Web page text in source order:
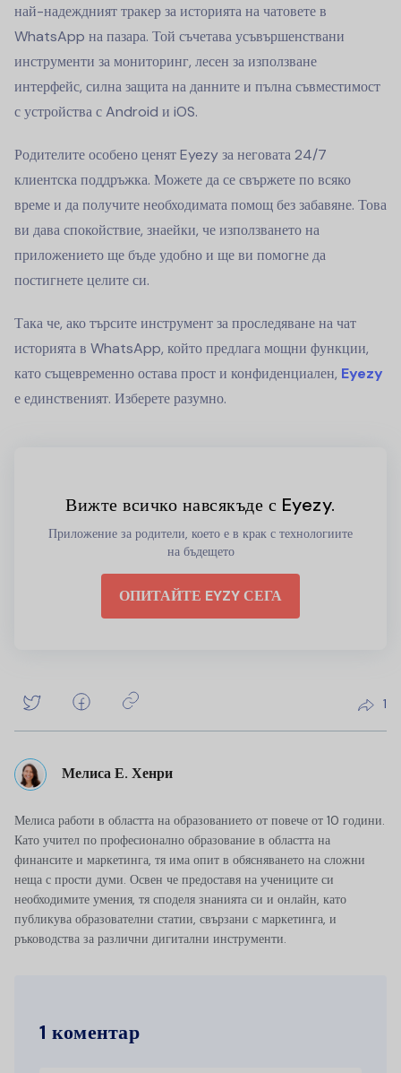
най-надеждният тракер за историята на чатовете в
WhatsApp на пазара. Той съчетава усъвършенствани
инструменти за мониторинг, лесен за използване
интерфейс, силна защита на данните и пълна съвместимост
с устройства с Android и iOS.
Родителите особено ценят Eyezy за неговата 24/7
клиентска поддръжка. Можете да се свържете по всяко
време и да получите необходимата помощ без забавяне. Това
ви дава спокойствие, знаейки, че използването на
приложението ще бъде удобно и ще ви помогне да
постигнете целите си.
Така че, ако търсите инструмент за проследяване на чат
историята в WhatsApp, който предлага мощни функции,
като същевременно остава прост и конфиденциален, Eyezy
е единственият. Изберете разумно.
Вижте всичко навсякъде с Eyezy.
Приложение за родители, което е в крак с технологиите
на бъдещето
ОПИТАЙТЕ EYZY СЕГА
1
Мелиса Е. Хенри
Мелиса работи в областта на образованието от повече от 10 години.
Като учител по професионално образование в областта на
финансите и маркетинга, тя има опит в обясняването на сложни
неща с прости думи. Освен че предоставя на учениците си
необходимите умения, тя споделя знанията си и онлайн, като
публикува образователни статии, свързани с маркетинга, и
ръководства за различни дигитални инструменти.
1 коментар